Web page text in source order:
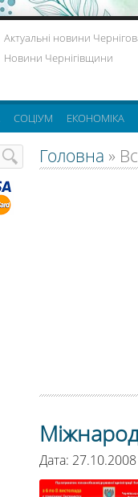
Актуальні новини
Новини Чернігівщини
СОЦІУМ ЕКОНОМІКА
Головна »
Дата: